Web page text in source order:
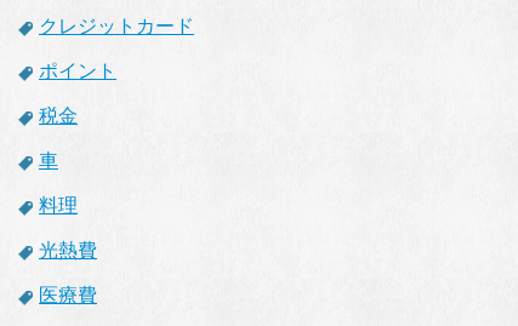
クレジットカード
ポイント
税金
車
料理
光熱費
医療費